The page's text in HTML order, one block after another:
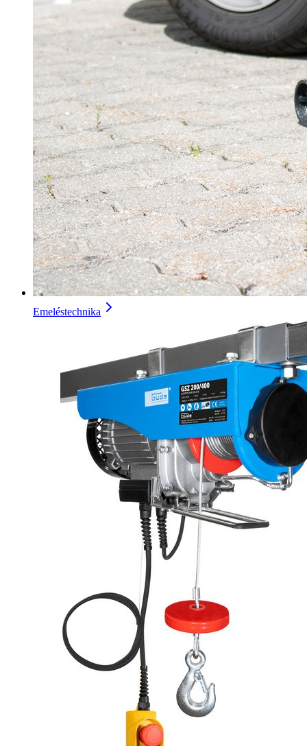
Emeléstechnika